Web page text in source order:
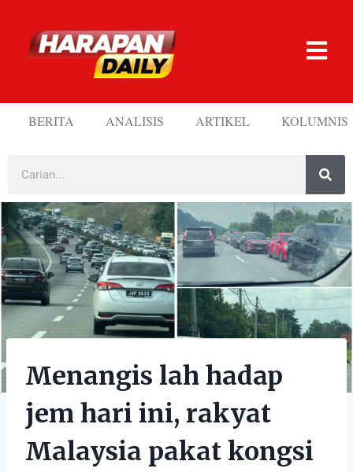
BERITA ANALISIS ARTIKEL KOLUMNIS
Menangis lah hadap
jem hari ini, rakyat
Malaysia pakat kongsi